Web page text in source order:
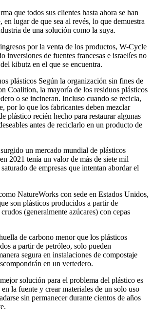
que todos sus clientes hasta ahora se han
en lugar de que sea al revés, lo que demuestra
de una solución como la suya.
por la venta de los productos, W-Cycle
inversiones de fuentes francesas e israelíes no
kibutz en el que se encuentra.
plásticos Según la organización sin fines de
Coalition, la mayoría de los residuos plásticos
o se incineran. Incluso cuando se recicla,
por lo que los fabricantes deben mezclar
plástico recién hecho para restaurar algunas
antes de reciclarlo en un producto de
un mercado mundial de plásticos
2021 tenía un valor de más de siete mil
de empresas que intentan abordar el
NatureWorks con sede en Estados Unidos,
son plásticos producidos a partir de
(generalmente azúcares) con cepas
de carbono menor que los plásticos
a partir de petróleo, solo pueden
segura en instalaciones de compostaje
en un vertedero.
solución para el problema del plástico es
la fuente y crear materiales de un solo uso
sin permanecer durante cientos de años